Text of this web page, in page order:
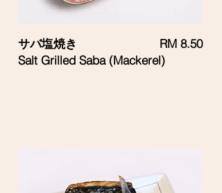
サバ塩焼き
RM 8.50
Salt Grilled Saba (Mackerel)